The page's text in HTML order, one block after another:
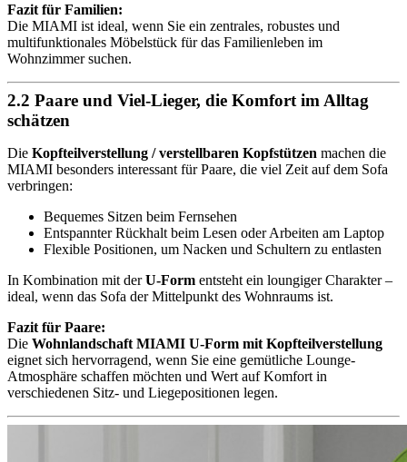
Fazit für Familien:
Die MIAMI ist ideal, wenn Sie ein zentrales, robustes und
multifunktionales Möbelstück für das Familienleben im
Wohnzimmer suchen.
2.2 Paare und Viel-Lieger, die Komfort im Alltag
schätzen
Die Kopfteilverstellung / verstellbaren Kopfstützen machen die
MIAMI besonders interessant für Paare, die viel Zeit auf dem Sofa
verbringen:
Bequemes Sitzen beim Fernsehen
Entspannter Rückhalt beim Lesen oder Arbeiten am Laptop
Flexible Positionen, um Nacken und Schultern zu entlasten
In Kombination mit derU-Form entsteht ein loungiger Charakter –
ideal, wenn das Sofa der Mittelpunkt des Wohnraums ist.
Fazit für Paare:
Die Wohnlandschaft MIAMI U-Form mit Kopfteilverstellung
eignet sich hervorragend, wenn Sie eine gemütliche Lounge-
Atmosphäre schaffen möchten und Wert auf Komfort in
verschiedenen Sitz- und Liegepositionen legen.